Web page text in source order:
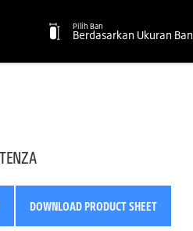
Pilih Ban
Berdasarkan Ukuran Ban
DOWNLOAD PRODUCT SHEET